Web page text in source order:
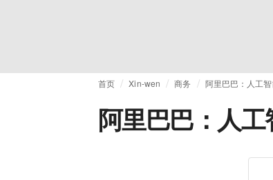
首页 Xin-wen 商务 阿里巴巴：人工
阿里巴巴：人